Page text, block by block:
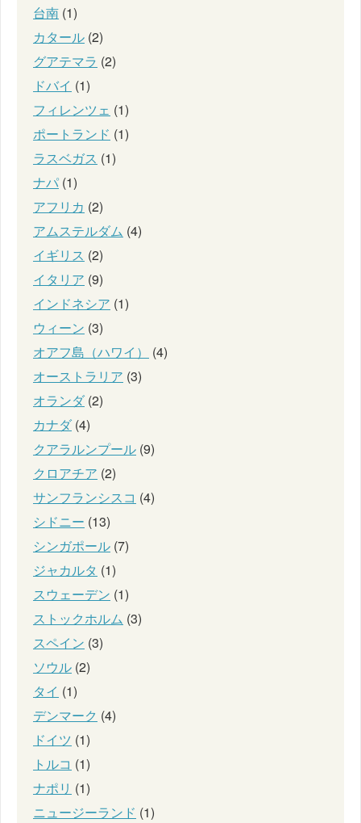
台南 (1)
カタール (2)
グアテマラ (2)
ドバイ (1)
フィレンツェ (1)
ポートランド (1)
ラスベガス (1)
ナパ (1)
アフリカ (2)
アムステルダム (4)
イギリス (2)
イタリア (9)
インドネシア (1)
ウィーン (3)
オアフ島（ハワイ）
(4)
オーストラリア (3)
オランダ(2)
カナダ(4)
クアラルンプール (9)
クロアチア (2)
サンフランシスコ (4)
シドニー (13)
シンガポール (7)
ジャカルタ (1)
スウェーデン (1)
ストックホルム (3)
スペイン (3)
ソウル (2)
タイ (1)
デンマーク (4)
ドイツ (1)
トルコ (1)
ナポリ (1)
ニュージーランド (1)